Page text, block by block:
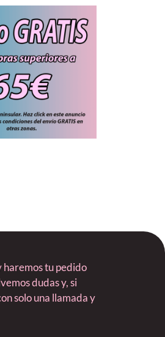
haremos tu pedido
dudas y, si
solo una llamada y